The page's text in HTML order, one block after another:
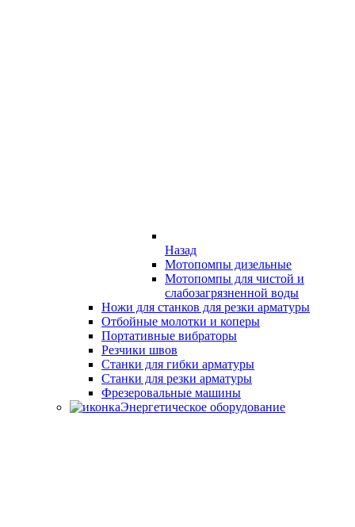
Назад
Мотопомпы дизельные
Мотопомпы для чистой и
слабозагрязненной воды
Ножи для станков для резки арматуры
Отбойные молотки и коперы
Портативные вибраторы
Резчики швов
Станки для гибки арматуры
Станки для резки арматуры
Фрезеровальные машины
Энергетическое оборудование